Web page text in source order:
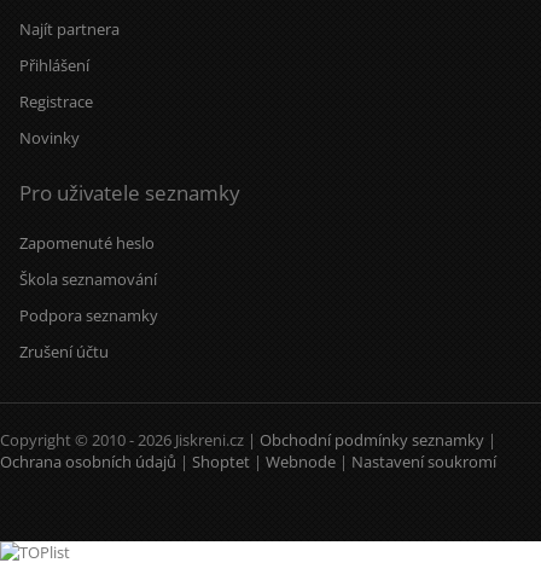
Najít partnera
Přihlášení
Registrace
Novinky
Pro uživatele seznamky
Zapomenuté heslo
Škola seznamování
Podpora seznamky
Zrušení účtu
Copyright © 2010 - 2026 Jiskreni.cz | Obchodní podmínky seznamky |
Ochrana osobních údajů | Shoptet | Webnode | Nastavení soukromí